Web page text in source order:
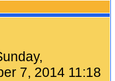
7, 2014 11:18